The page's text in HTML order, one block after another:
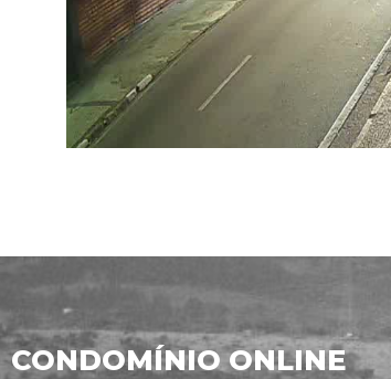
CONDOMÍNIO ONLINE